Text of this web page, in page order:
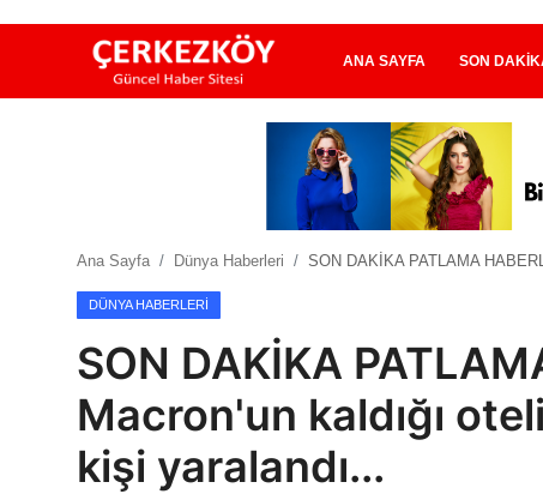
ANA SAYFA SON
Ekonomi Haberleri
Teknoloji Haberleri
Ana Sayfa Dünya Haberleri SON DAKİKA PATLAMA
DÜNYA HABERLERI
SON DAKİKA
Macron'un kaldığı
kişi yaralandı...